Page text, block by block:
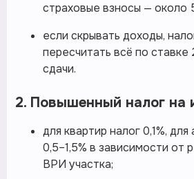
страховые взносы — около
если скрывать доходы,
пересчитать всё по ставке
сдачи.
2. Повышенный налог на
для квартир налог 0,1%,
0,5–1,5% в зависимости от
ВРИ участка;